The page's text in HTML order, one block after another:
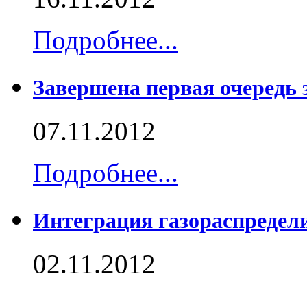
Подробнее...
Завершена первая очередь
07.11.2012
Подробнее...
Интеграция
02.11.2012